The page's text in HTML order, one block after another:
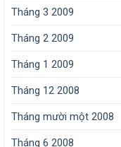
Tháng 3 2009
Tháng 2 2009
Tháng 1 2009
Tháng 12 2008
Tháng mười một 2008
Tháng 6 2008